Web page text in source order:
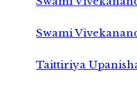
Swami
Taittiriya